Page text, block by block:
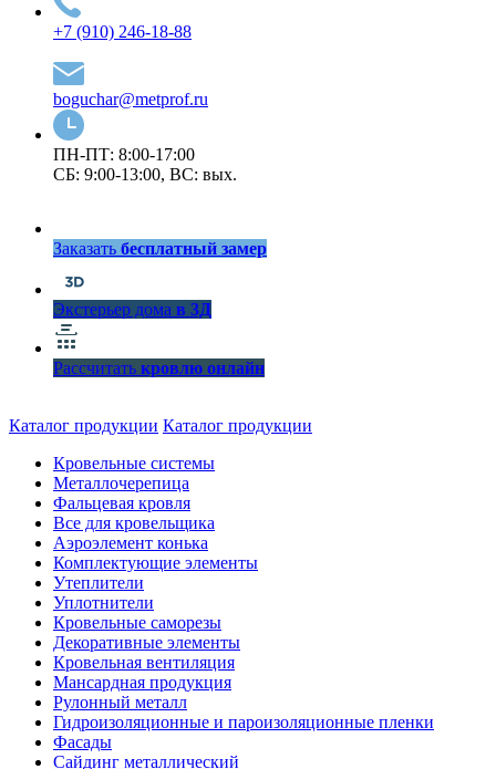
+7 (910) 246-18-88
boguchar@metprof.ru
ПН-ПТ: 8:00-17:00
СБ: 9:00-13:00, ВС: вых.
Заказать бесплатный замер
Экстерьер дома в 3Д
Рассчитать кровлю онлайн
Каталог продукции Каталог продукции
Кровельные системы
Металлочерепица
Фальцевая кровля
Все для кровельщика
Аэроэлемент конька
Комплектующие элементы
Утеплители
Уплотнители
Кровельные саморезы
Декоративные элементы
Кровельная вентиляция
Мансардная продукция
Рулонный металл
Гидроизоляционные и пароизоляционные пленки
Фасады
Сайдинг металлический